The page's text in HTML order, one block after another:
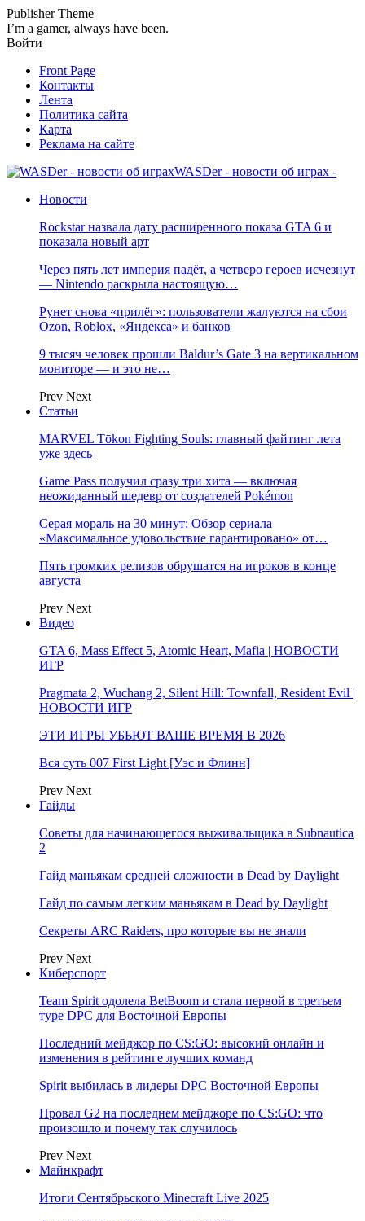
Publisher Theme
I’m a gamer, always have been.
Войти
Front Page
Контакты
Лента
Политика сайта
Карта
Реклама на сайте
WASDer - новости об играх -
Новости
Rockstar назвала дату расширенного показа GTA 6 и
показала новый арт
Через пять лет империя падёт, а четверо героев исчезнут
— Nintendo раскрыла настоящую…
Рунет снова «прилёг»: пользователи жалуются на сбои
Ozon, Roblox, «Яндекса» и банков
9 тысяч человек прошли Baldur’s Gate 3 на вертикальном
мониторе — и это не…
Prev Next
Статьи
MARVEL Tōkon Fighting Souls: главный файтинг лета
уже здесь
Game Pass получил сразу три хита — включая
неожиданный шедевр от создателей Pokémon
Серая мораль на 30 минут: Обзор сериала
«Максимальное удовольствие гарантировано» от…
Пять громких релизов обрушатся на игроков в конце
августа
Prev Next
Видео
GTA 6, Mass Effect 5, Atomic Heart, Mafia | НОВОСТИ
ИГР
Pragmata 2, Wuchang 2, Silent Hill: Townfall, Resident Evil |
НОВОСТИ ИГР
ЭТИ ИГРЫ УБЬЮТ ВАШЕ ВРЕМЯ В 2026
Вся суть 007 First Light [Уэс и Флинн]
Prev Next
Гайды
Советы для начинающегося выживальщика в Subnautica
2
Гайд маньякам средней сложности в Dead by Daylight
Гайд по самым легким маньякам в Dead by Daylight
Секреты ARC Raiders, про которые вы не знали
Prev Next
Киберспорт
Team Spirit одолела BetBoom и стала первой в третьем
туре DPC для Восточной Европы
Последний мейджор по CS:GO: высокий онлайн и
изменения в рейтинге лучших команд
Spirit выбилась в лидеры DPC Восточной Европы
Провал G2 на последнем мейджоре по CS:GO: что
произошло и почему так случилось
Prev Next
Майнкрафт
Итоги Сентябрьского Minecraft Live 2025